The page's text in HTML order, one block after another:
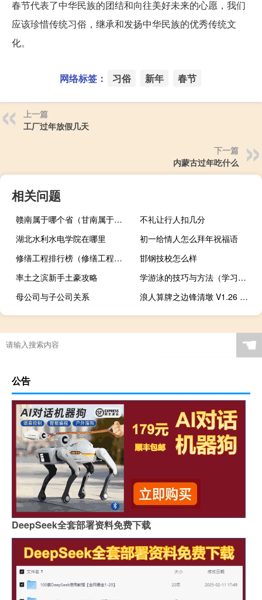
春节代表了中华民族的团结和向往美好未来的心愿，我们
应该珍惜传统习俗，继承和发扬中华民族的优秀传统文
化。
网络标签： 习俗 新年 春节
上一篇
工厂过年放假几天
下一篇
内蒙古过年吃什么
相关问题
赣南属于哪个省（甘南属于哪个省）
不礼让行人扣几分
湖北水利水电学院在哪里
初一给情人怎么拜年祝福语
修缮工程排行榜（修缮工程的定义）
邯钢技校怎么样
率土之滨新手土豪攻略
学游泳的技巧与方法（学习游泳的技巧）
母公司与子公司关系
浪人算牌之边锋清墩 V1.26 官方版（浪人算牌之边锋清墩 V1.26 官方版功能简介）
☚
公告
DeepSeek全套部署资料免费下载